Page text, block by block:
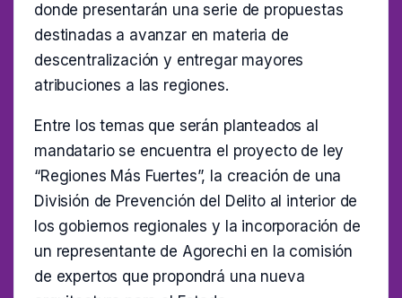
donde presentarán una serie de propuestas
destinadas a avanzar en materia de
descentralización y entregar mayores
atribuciones a las regiones.
Entre los temas que serán planteados al
mandatario se encuentra el proyecto de ley
“Regiones Más Fuertes”, la creación de una
División de Prevención del Delito al interior de
los gobiernos regionales y la incorporación de
un representante de Agorechi en la comisión
de expertos que propondrá una nueva